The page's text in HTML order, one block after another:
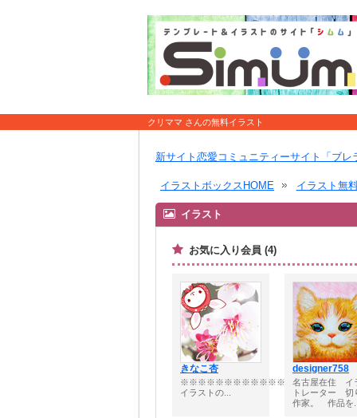
クリママ さんの無料イラスト
新サイト恋愛コミュニティーサイト「ブレ
イラストボックスHOME イラスト無
イラスト
お気に入り会員 (4)
きなこ杏
※※※※※※※※※※※※※※※※※※※■
イラストの...
designer758
名古屋在住 イ
トレーター 切
作家。 作品を